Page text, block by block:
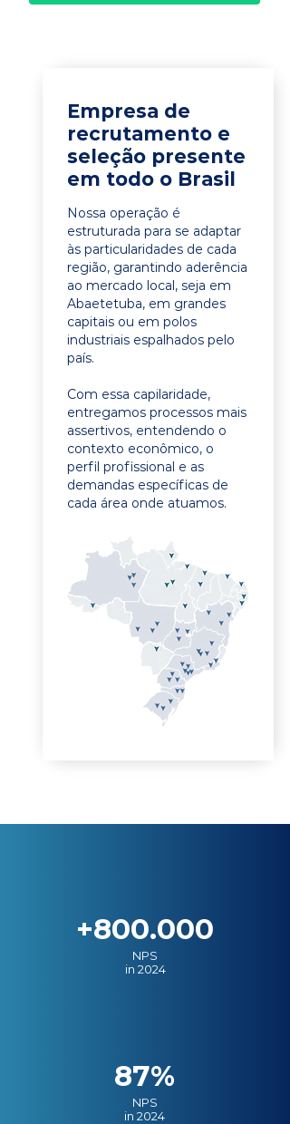
Empresa de
recrutamento e
seleção presente
em todo o Brasil
Nossa operação é
estruturada para se adaptar
às particularidades de cada
região, garantindo aderência
ao mercado local, seja em
Abaetetuba, em grandes
capitais ou em polos
industriais espalhados pelo
país.
Com essa capilaridade,
entregamos processos mais
assertivos, entendendo o
contexto econômico, o
perfil profissional e as
demandas específicas de
cada área onde atuamos.
+800.000
NPS
in 2024
87%
NPS
in 2024